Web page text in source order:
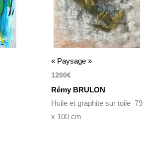
« Paysage »
1200€
Rémy BRULON
Huile et graphite sur toile 79
x 100 cm